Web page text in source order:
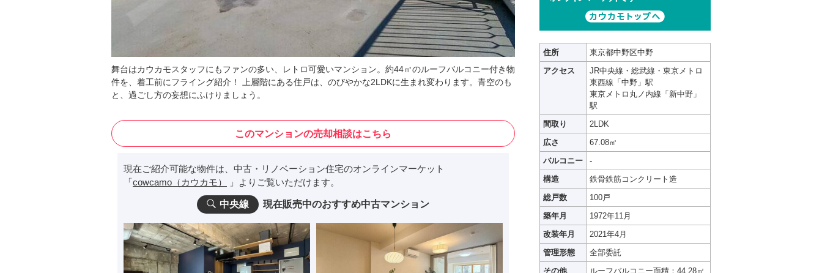
舞台はカウカモスタッフにもファンの多い、レトロ可愛いマンション。約44㎡のルーフバルコニー付き物
件を、着工前にフライング紹介！ 上層階にある住戸は、のびやかな2LDKに生まれ変わります。青空のも
と、過ごし方の妄想にふけりましょう。
このマンションの売却相談はこちら
現在ご紹介可能な物件は、中古・リノベーション住宅のオンラインマーケット
「cowcamo（カウカモ） 」よりご覧いただけます。
中央線 現在販売中のおすすめ中古マンション
住所
東京都中野区中野
アクセス
JR中央線・総武線・東京メトロ
東西線「中野」駅
東京メトロ丸ノ内線「新中野」
駅
間取り
2LDK
広さ
67.08㎡
バルコニー
-
構造
鉄骨鉄筋コンクリート造
総戸数
100戸
築年月
1972年11月
改装年月
2021年4月
管理形態
全部委託
その他
ルーフバルコニー面積：44.28㎡